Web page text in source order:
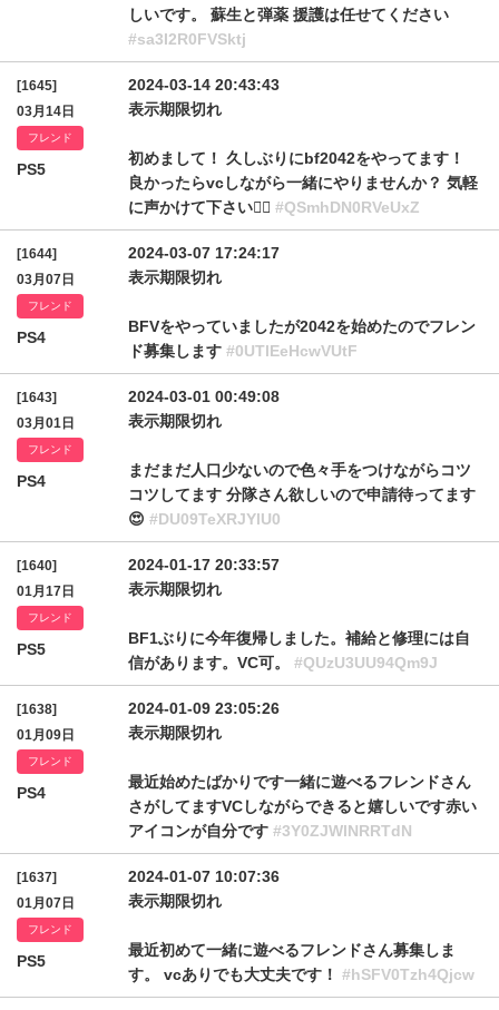
しいです。 蘇生と弾薬 援護は任せてください
#sa3I2R0FVSktj
[1645]
03月14日
フレンド
PS5
2024-03-14 20:43:43
表示期限切れ
初めまして！ 久しぶりにbf2042をやってます！
良かったらvcしながら一緒にやりませんか？ 気軽
に声かけて下さい🙇‍♀️ #QSmhDN0RVeUxZ
[1644]
03月07日
フレンド
PS4
2024-03-07 17:24:17
表示期限切れ
BFVをやっていましたが2042を始めたのでフレン
ド募集します #0UTlEeHcwVUtF
[1643]
03月01日
フレンド
PS4
2024-03-01 00:49:08
表示期限切れ
まだまだ人口少ないので色々手をつけながらコツ
コツしてます 分隊さん欲しいので申請待ってます
😍 #DU09TeXRJYlU0
[1640]
01月17日
フレンド
PS5
2024-01-17 20:33:57
表示期限切れ
BF1ぶりに今年復帰しました。補給と修理には自
信があります。VC可。 #QUzU3UU94Qm9J
[1638]
01月09日
フレンド
PS4
2024-01-09 23:05:26
表示期限切れ
最近始めたばかりです一緒に遊べるフレンドさん
さがしてますVCしながらできると嬉しいです赤い
アイコンが自分です #3Y0ZJWlNRRTdN
[1637]
01月07日
フレンド
PS5
2024-01-07 10:07:36
表示期限切れ
最近初めて一緒に遊べるフレンドさん募集しま
す。 vcありでも大丈夫です！ #hSFV0Tzh4Qjcw